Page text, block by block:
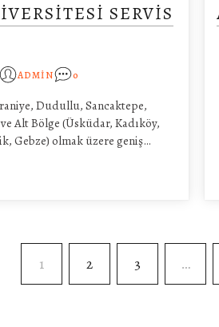
SERVIS
ADMIN 0
Dudullu, Sancaktepe,
Alt Bölge (Üsküdar, Kadıköy,
Gebze) olmak üzere geniş…
1 2 3 …